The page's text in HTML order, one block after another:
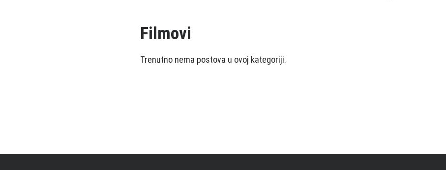
Filmovi
Trenutno nema postova u ovoj kategoriji.